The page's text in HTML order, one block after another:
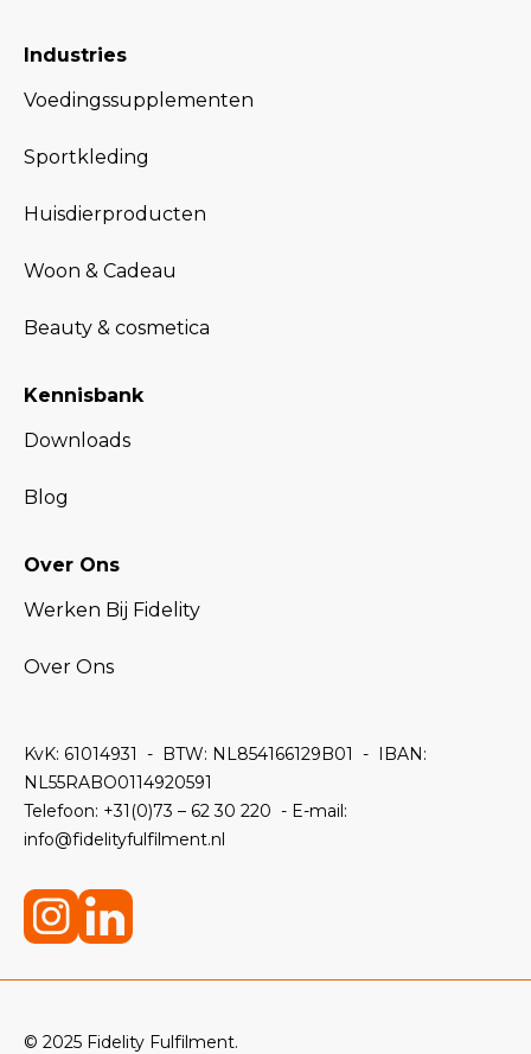
Industries
Voedingssupplementen
Sportkleding
Huisdierproducten
Woon & Cadeau
Beauty & cosmetica
Kennisbank
Downloads
Blog
Over Ons
Werken Bij Fidelity
Over Ons
KvK: 61014931 - BTW: NL854166129B01 - IBAN:
NL55RABO0114920591
Telefoon: +31(0)73 – 62 30 220 - E-mail:
info@fidelityfulfilment.nl
© 2025 Fidelity Fulfilment.